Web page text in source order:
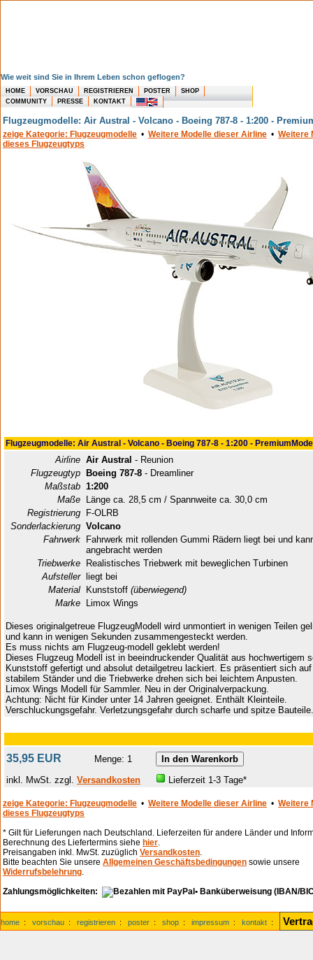
Wie weit sind Sie in Ihrem Leben schon geflogen?
HOME VORSCHAU REGISTRIEREN POSTER
SHOP
COMMUNITY
PRESSE KONTAKT
Flugzeugmodelle: Air Austral - Volcano - Boeing 787-8 - 1:200 -
zeige Kategorie: Flugzeugmodelle • Weitere Modelle dieser Airline • Weitere
dieses Flugzeugtyps
Flugzeugmodelle: Air Austral - Volcano - Boeing 787-8 - 1:200 -
Airline Air Austral - Reunion
Flugzeugtyp
Boeing 787-8 - Dreamliner
Maßstab 1:200
Maße
Länge ca. 28,5 cm / Spannweite ca. 30,0 cm
Registrierung
F-OLRB
Sonderlackierung Volcano
Fahrwerk
Fahrwerk mit rollenden Gummi Rädern liegt bei und
angebracht werden
Triebwerke
Realistisches Triebwerk mit beweglichen Turbinen
Aufsteller
liegt bei
Material
Kunststoff (überwiegend)
Marke
Limox Wings
Dieses originalgetreue FlugzeugModell wird unmontiert in wenigen Teilen
und kann in wenigen Sekunden zusammengesteckt werden.
Es muss nichts am Flugzeug-modell geklebt werden!
Dieses Flugzeug Modell ist in beeindruckender Qualität aus hochwertigem
Kunststoff gefertigt und absolut detailgetreu lackiert. Es präsentiert sich
stabilem Ständer und die Triebwerke drehen sich bei leichtem Anpusten.
Limox Wings Modell für Sammler. Neu in der Originalverpackung.
Achtung: Nicht für Kinder unter 14 Jahren geeignet. Enthält Kleinteile.
Verschluckungsgefahr. Verletzungsgefahr durch scharfe und spitze Bauteile.
35,95 EUR
Menge: 1
inkl. MwSt. zzgl. Versandkosten Lieferzeit 1-3 Tage*
zeige Kategorie: Flugzeugmodelle • Weitere Modelle dieser Airline • Weitere
dieses Flugzeugtyps
* Gilt für Lieferungen nach Deutschland. Lieferzeiten für andere Länder und
Berechnung des Liefertermins siehe hier.
Preisangaben inkl. MwSt. zuzüglich Versandkosten.
Bitte beachten Sie unsere Allgemeinen Geschäftsbedingungen sowie unsere
Widerrufsbelehrung.
Zahlungsmöglichkeiten:
• Banküberweisung (IBAN/
home : vorschau : registrieren : poster : shop : impressum : kontakt :